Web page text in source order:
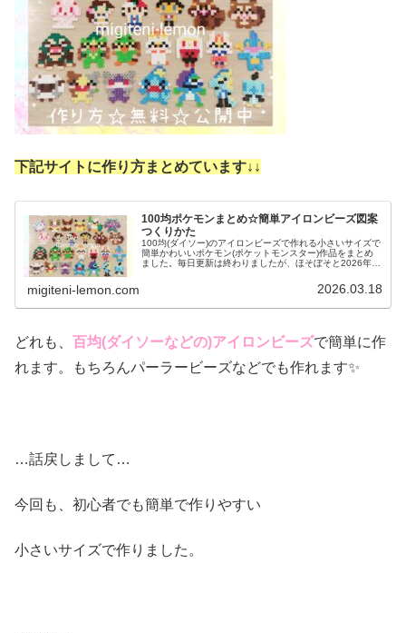
下記サイトに作り方まとめています↓ ↓
100均ポケモンまとめ☆簡単アイロンビーズ図案
つくりかた
100均(ダイソー)のアイロンビーズで作れる小さいサイズで
簡単かわいいポケモン(ポケットモンスター)作品をまとめ
ました。毎日更新は終わりましたが、ほそぼそと2026年も
migiteni-lemon.com 2026.03.18
どれも、 百均(ダイソーなどの)アイロンビーズで簡単に作
れます。もちろんパーラービーズなどでも作れます✨
…話戻しまして…
今回も、初心者でも簡単で作りやすい
小さいサイズで作りました。